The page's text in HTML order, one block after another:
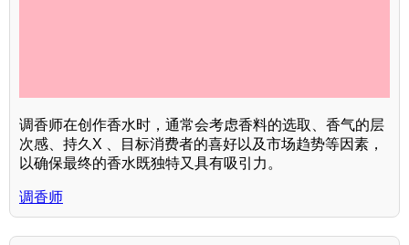
调香师在创作香水时，通常会考虑香料的选取、香气的层
次感、持久X 、目标消费者的喜好以及市场趋势等因素，
以确保最终的香水既独特又具有吸引力。
调香师